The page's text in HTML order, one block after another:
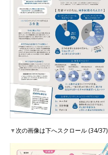
▼次の画像は下へスクロール (34/37)